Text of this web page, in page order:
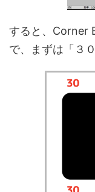
すると、Corner
で、まずは「３